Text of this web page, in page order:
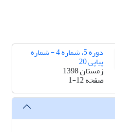
دوره 5، شماره 4 - شماره
پیاپی 20
زمستان 1398
صفحه1-12